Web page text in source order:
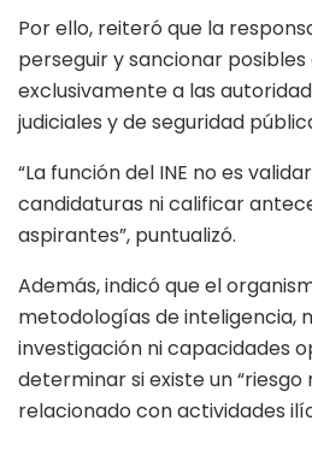
Por ello, reiteró que la
perseguir y sancionar
exclusivamente a las
judiciales y de seguridad
“La función del INE no es
candidaturas ni calificar
aspirantes”, puntualizó.
Además, indicó que el
metodologías de inteligencia,
investigación ni capacidades
determinar si existe un “riesgo
relacionado con actividades